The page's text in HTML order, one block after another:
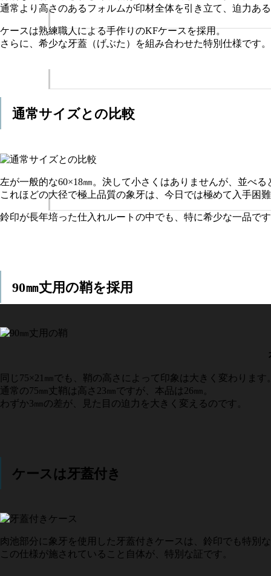
通常より高さのあるフォルムが印材全体を引き立て、迫力あ
ケースは熟練職人による手作りのKFケースを採用。
さらに、希少な牙蓋（げぶた）を組み合わせた特別仕様です。
通常サイズとの比較
左が一般的な60×18㎜。決して小さくはありませんが、並べ
これほどの大径で極上品質の象牙は、今日では極めて入手困
鈴印が長年培った仕入れルートの中でも、特に希少な一品で
90㎜丈用の鞘を採用
同じ75×21㎜でも、鞘の高さによって印象は大きく変わります
通常の75㎜丈鞘は高さ23㎜ですが、本品は26㎜。
わずか3㎜の差が、見た目の迫力を大きく変えるのです。
ケースは牙蓋付き
肉池部分に象牙を使用した牙蓋付きケースは、鈴印でも特別
この仕様が施されていること自体が、特別な証です。